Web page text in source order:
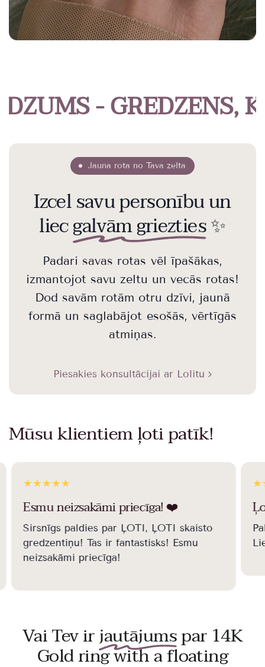
- GREDZENS,
Jauna rota no Tava zelta
Izcel savu personību un
liecgalvām griezties✨
Padari savas rotas vēl īpašākas,
izmantojot savu zeltu un vecās rotas!
Dod savām rotām otru dzīvi, jaunā
formā un saglabājot esošās, vērtīgās
atmiņas.
Piesakies konsultācijai ar Lolitu
Mūsu klientiem ļoti patīk!
Esmu neizsakāmi priecīga! ❤️️
Sirsnīgs paldies par ĻOTI, ĻOTI skaisto
gredzentiņu! Tas ir fantastisks! Esmu
neizsakāmi priecīga!
Vai Tev irjautājumspar 14K
Gold ring with a floating